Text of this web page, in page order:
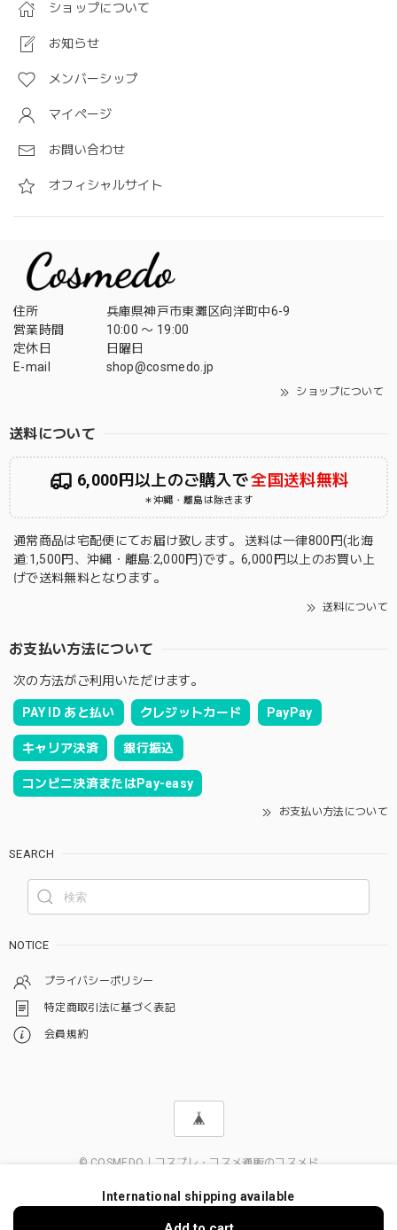
ショップについて
お知らせ
メンバーシップ
マイページ
お問い合わせ
オフィシャルサイト
住所
兵庫県神戸市東灘区向洋町中6-9
営業時間
10:00 〜 19:00
定休日
日曜日
E-mail
shop@cosmedo.jp
ショップについて
送料について
6,000円以上のご購入で全国送料無料
＊沖縄・離島は除きます
通常商品は宅配便にてお届け致します。 送料は一律800円(北海
道:1,500円、沖縄・離島:2,000円)です。6,000円以上のお買い上
げで送料無料となります。
送料について
お支払い方法について
次の方法がご利用いただけます。
PAY ID あと払い クレジットカード PayPay
キャリア決済 銀行振込
コンビニ決済またはPay-easy
お支払い方法について
SEARCH
NOTICE
プライバシーポリシー
特定商取引法に基づく表記
会員規約
© COSMEDO｜コスプレ・コスメ通販のコスメド
International shipping available